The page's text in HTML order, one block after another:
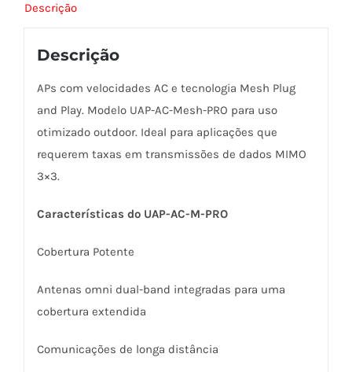
MESH
OUTDOOR
-
ACCESS
POINT
quantidade
Descrição
Descrição
APs com velocidades AC e tecnologia Mesh Plug
and Play. Modelo UAP-AC-Mesh-PRO para uso
otimizado outdoor. Ideal para aplicações que
requerem taxas em transmissões de dados MIMO
3×3.
Características do UAP-AC-M-PRO
Cobertura Potente
Antenas omni dual-band integradas para uma
cobertura extendida
Comunicações de longa distância